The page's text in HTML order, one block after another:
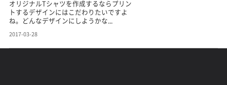
オリジナルTシャツを作成するならプリン
トするデザインにはこだわりたいですよ
ね。どんなデザインにしようかな...
2017-03-28